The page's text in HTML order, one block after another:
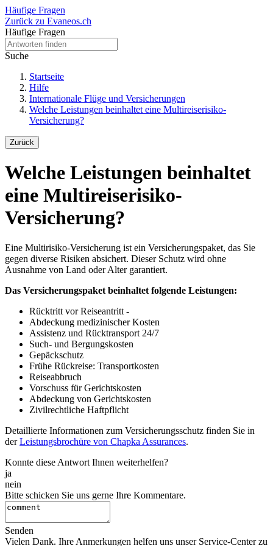
Häufige Fragen
Zurück zu Evaneos.ch
Häufige Fragen
Suche
Startseite
Hilfe
Internationale Flüge und Versicherungen
Welche Leistungen beinhaltet eine Multireiserisiko-
Versicherung?
Zurück
Welche Leistungen beinhaltet
eine Multireiserisiko-
Versicherung?
Eine Multirisiko-Versicherung ist ein Versicherungspaket, das Sie
gegen diverse Risiken absichert. Dieser Schutz wird ohne
Ausnahme von Land oder Alter garantiert.
Das Versicherungspaket beinhaltet folgende Leistungen:
Rücktritt vor Reiseantritt -
Abdeckung medizinischer Kosten
Assistenz und Rücktransport 24/7
Such- und Bergungskosten
Gepäckschutz
Frühe Rückreise: Transportkosten
Reiseabbruch
Vorschuss für Gerichtskosten
Abdeckung von Gerichtskosten
Zivilrechtliche Haftpflicht
Detaillierte Informationen zum Versicherungsschutz finden Sie in
derLeistungsbrochüre von Chapka Assurances.
Konnte diese Antwort Ihnen weiterhelfen?
ja
nein
Bitte schicken Sie uns gerne Ihre Kommentare.
Senden
Vielen Dank. Ihre Anmerkungen helfen uns unser Service-Center zu